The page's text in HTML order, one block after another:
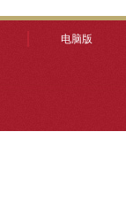
电脑版